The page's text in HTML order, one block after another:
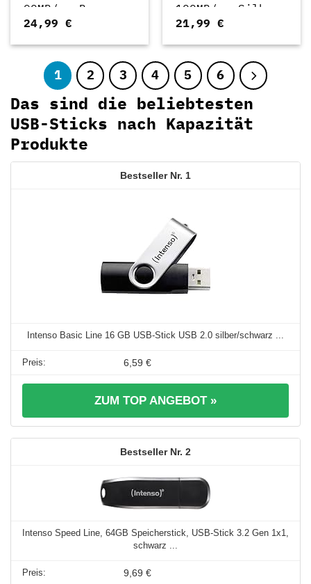
90MB/s, Bronze
(00124157)
24,99€
100MB/s, Silber
(00182486)
21,99€
1 2 3 4 5 6
Das sind die beliebtesten
USB-Sticks nach Kapazität
Produkte
1
Intenso Basic Line 16 GB USB-Stick USB 2.0 silber/schwarz ...
6,59 €
ZUM TOP ANGEBOT »
2
Intenso Speed Line, 64GB Speicherstick, USB-Stick 3.2 Gen 1x1,
schwarz ...
9,69 €